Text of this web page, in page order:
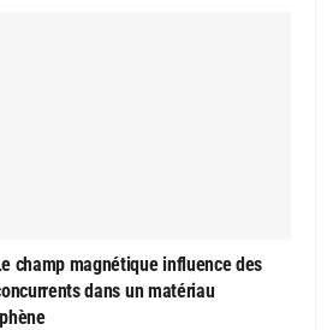
champ magnétique influence des
dans un matériau